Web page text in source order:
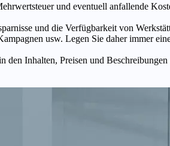
und eventuell anfallende
und die Verfügbarkeit von
usw. Legen Sie daher immer
den Inhalten, Preisen und